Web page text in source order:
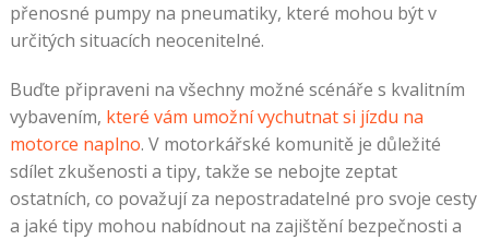
přenosné pumpy na pneumatiky, které mohou být v
určitých situacích neocenitelné.
Buďte připraveni na všechny možné scénáře s kvalitním
vybavením, které vám umožní vychutnat si jízdu na
motorce naplno. V motorkářské komunitě je důležité
sdílet zkušenosti a tipy, takže se nebojte zeptat
ostatních, co považují za nepostradatelné pro svoje cesty
a jaké tipy mohou nabídnout na zajištění bezpečnosti a